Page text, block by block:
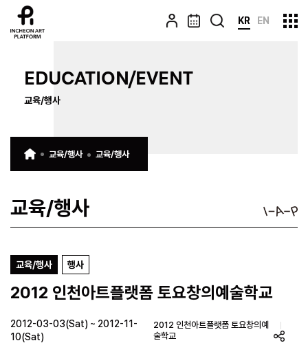
KR EN
EDUCATION/EVENT
교육/행사
교육/행사 교육/행사
교육/행사
교육/행사 행사
2012 인천아트플랫폼 토요창의예술학교
2012-03-03(Sat) ~ 2012-11-
10(Sat)
2012 인천아트플랫폼 토요창의예
술학교